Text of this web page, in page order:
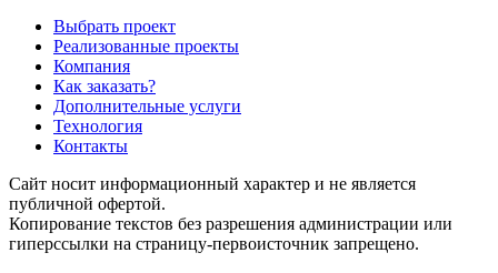
Выбрать проект
Реализованные проекты
Компания
Как заказать?
Дополнительные услуги
Технология
Контакты
Сайт носит информационный характер и не является
публичной офертой.
Копирование текстов без разрешения администрации или
гиперссылки на страницу-первоисточник запрещено.